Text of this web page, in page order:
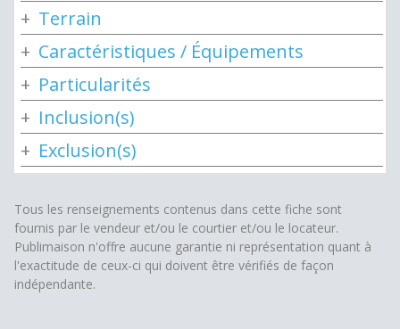
Terrain
Caractéristiques / Équipements
Particularités
Inclusion(s)
Exclusion(s)
Tous les renseignements contenus dans cette fiche sont
fournis par le vendeur et/ou le courtier et/ou le locateur.
Publimaison n'offre aucune garantie ni représentation quant à
l'exactitude de ceux-ci qui doivent être vérifiés de façon
indépendante.